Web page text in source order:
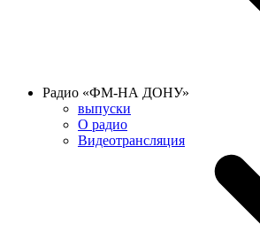
Радио «ФМ-НА ДОНУ»
выпуски
О радио
Видеотрансляция